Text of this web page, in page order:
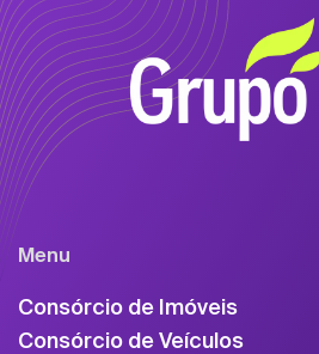
Menu
Consórcio de Imóveis
Consórcio de Veículos